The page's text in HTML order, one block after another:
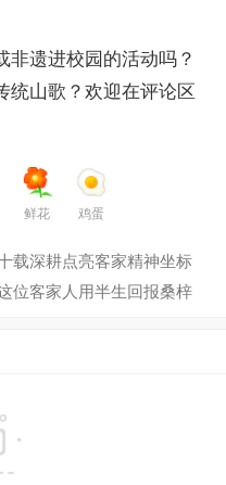
遗进校园的活动吗？
统山歌？欢迎在评论区
鲜花 鸡蛋
载深耕点亮客家精神坐标
位客家人用半生回报桑梓